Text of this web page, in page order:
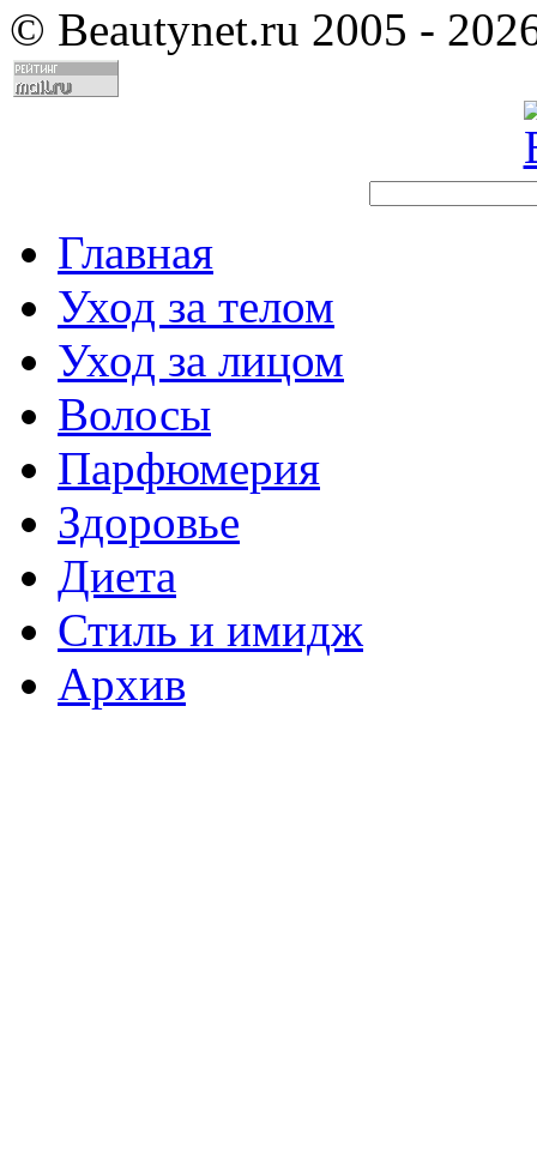
© Beautynet.ru 2005 -
Главная
Уход за телом
Уход за лицом
Волосы
Парфюмерия
Здоровье
Диета
Стиль и имидж
Архив